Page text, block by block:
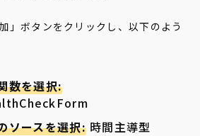
」ボタンをクリックし、以下のよう
数を選択:
ソースを選択:時間主導型